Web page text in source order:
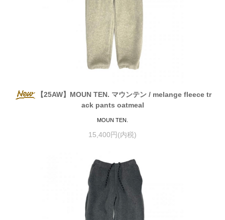
【25AW】MOUN TEN. マウンテン / melange fleece tr
ack pants oatmeal
MOUN TEN.
15,400円(内税)